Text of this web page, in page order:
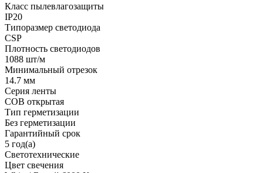
Класс пылевлагозащиты
IP20
Типоразмер светодиода
CSP
Плотность светодиодов
1088 шт/м
Минимальный отрезок
14.7 мм
Серия ленты
COB открытая
Тип герметизации
Без герметизации
Гарантийный срок
5 год(а)
Светотехнические
Цвет свечения